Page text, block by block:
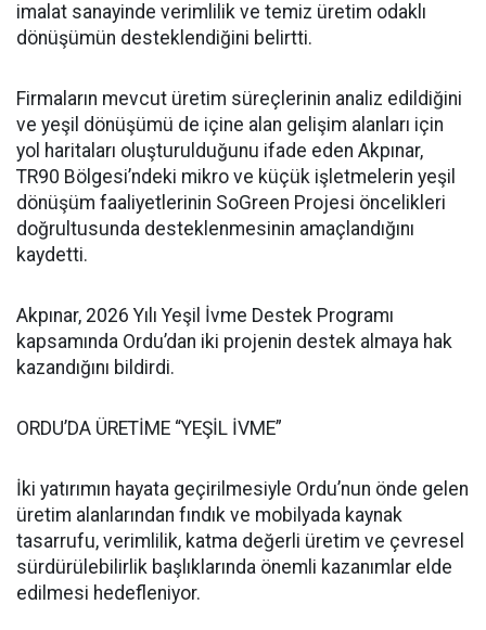
imalat sanayinde verimlilik ve temiz üretim odaklı
dönüşümün desteklendiğini belirtti.
Firmaların mevcut üretim süreçlerinin analiz edildiğini
ve yeşil dönüşümü de içine alan gelişim alanları için
yol haritaları oluşturulduğunu ifade eden Akpınar,
TR90 Bölgesi’ndeki mikro ve küçük işletmelerin yeşil
dönüşüm faaliyetlerinin SoGreen Projesi öncelikleri
doğrultusunda desteklenmesinin amaçlandığını
kaydetti.
Akpınar, 2026 Yılı Yeşil İvme Destek Programı
kapsamında Ordu’dan iki projenin destek almaya hak
kazandığını bildirdi.
ORDU’DA ÜRETİME “YEŞİL İVME”
İki yatırımın hayata geçirilmesiyle Ordu’nun önde gelen
üretim alanlarından fındık ve mobilyada kaynak
tasarrufu, verimlilik, katma değerli üretim ve çevresel
sürdürülebilirlik başlıklarında önemli kazanımlar elde
edilmesi hedefleniyor.